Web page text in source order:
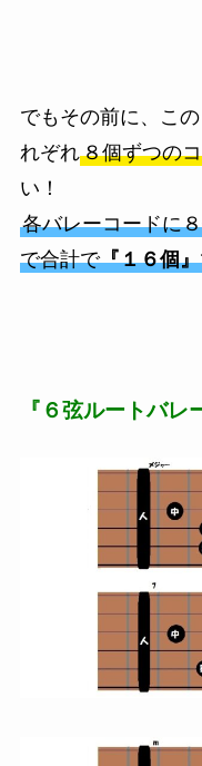
でもその前に、こ
れぞれ８個ずつの
い！
各バレーコードに
で合計で『１６個』
『６弦ルートバレ